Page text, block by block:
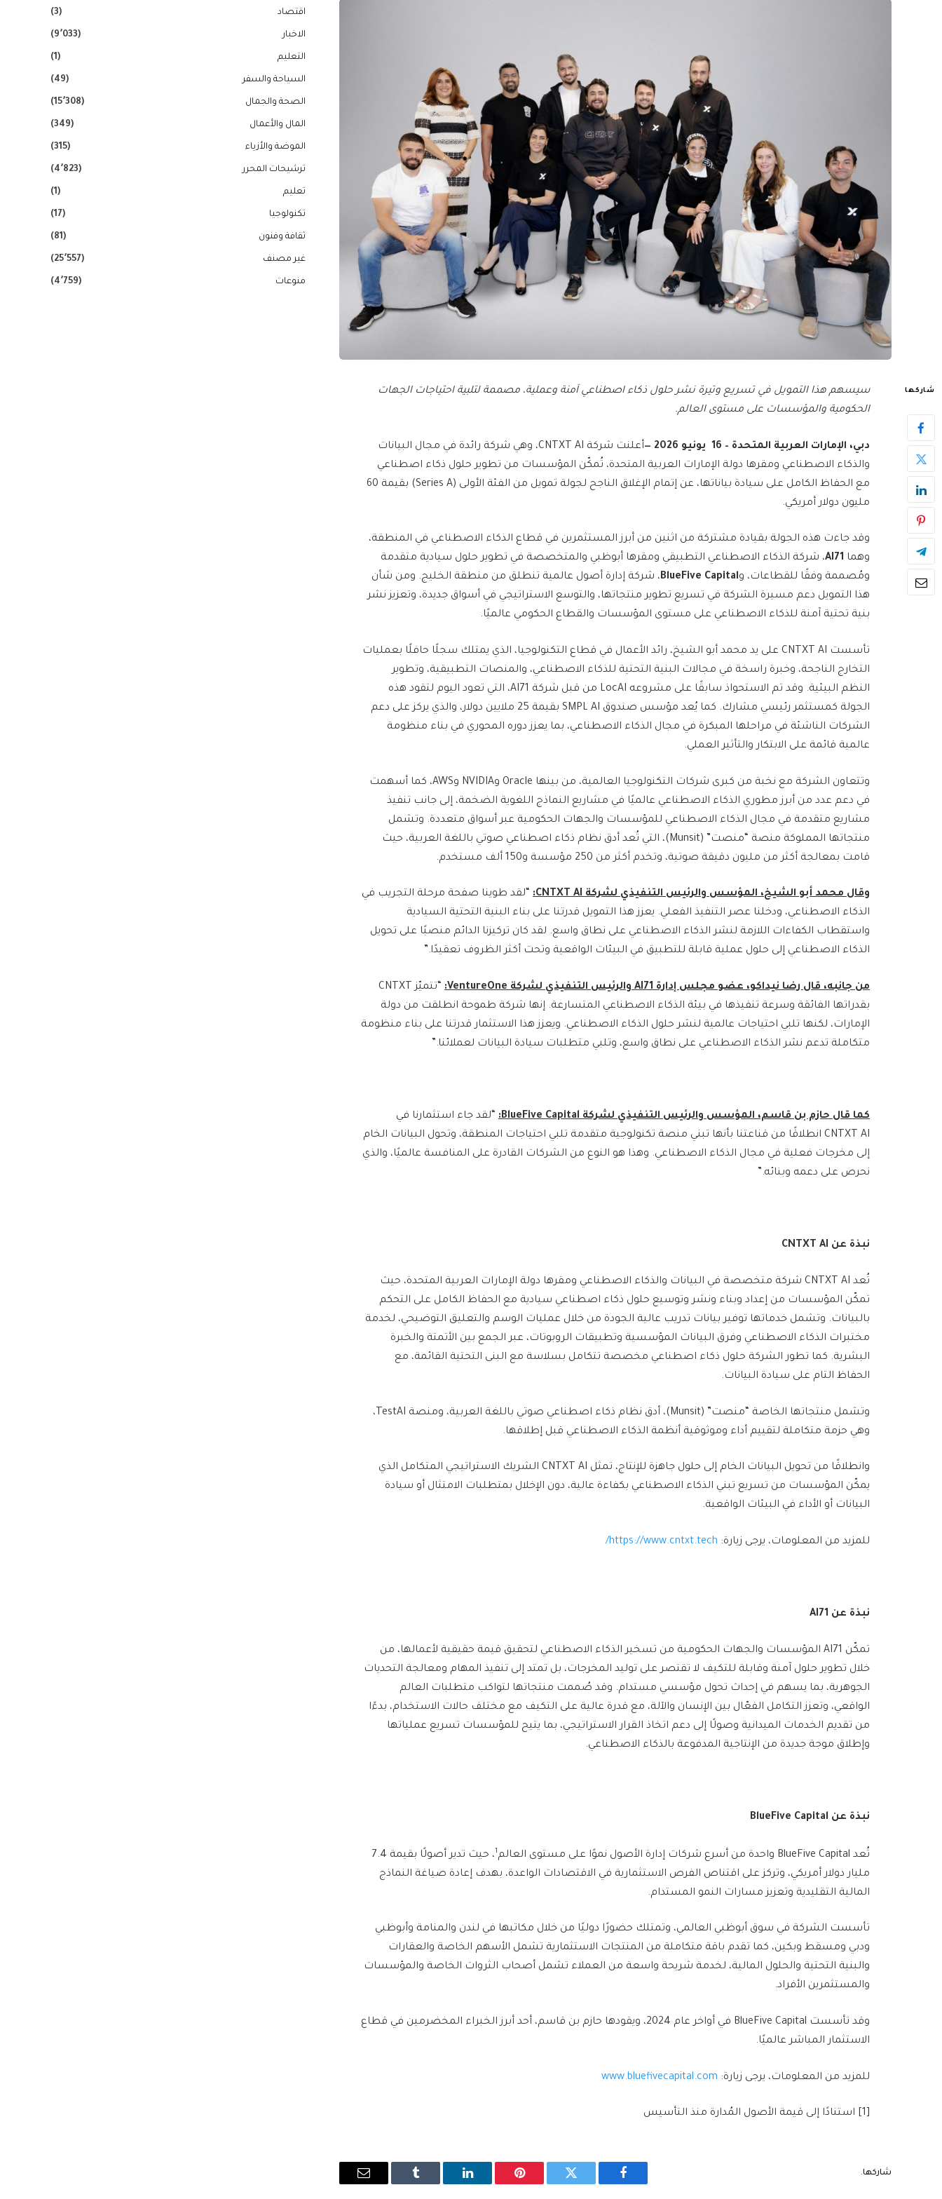
شاركها
سيسهم هذا التمويل في تسريع وتيرة نشر حلول ذكاء اصطناعي آمنة وعملية، مصممة لتلبية احتياجات الجهات
الحكومية والمؤسسات على مستوى العالم.
دبي، الإمارات العربية المتحدة – 16 يونيو
أعلنت شركة CNTXT AI، وهي شركة رائدة في مجال البيانات
والذكاء الاصطناعي ومقرها دولة الإمارات العربية المتحدة، تُمكّن المؤسسات من تطوير حلول ذكاء اصطناعي
مع الحفاظ الكامل على سيادة بياناتها، عن إتمام الإغلاق الناجح لجولة تمويل من الفئة الأولى (Series A) بقيمة 60
مليون دولار أمريكي.
وقد جاءت هذه الجولة بقيادة مشتركة من اثنين من أبرز المستثمرين في قطاع الذكاء الاصطناعي في المنطقة،
وهما
، شركة الذكاء الاصطناعي التطبيقي ومقرها أبوظبي والمتخصصة في تطوير حلول سيادية متقدمة
ومُصممة وفقًا للقطاعات، وBlueFive Capital، شركة إدارة أصول عالمية تنطلق من منطقة الخليج. ومن شأن
هذا التمويل دعم مسيرة الشركة في تسريع تطوير منتجاتها، والتوسع الاستراتيجي في أسواق جديدة، وتعزيز نشر
بنية تحتية آمنة للذكاء الاصطناعي على مستوى المؤسسات والقطاع الحكومي عالميًا.
تأسست CNTXT AI على يد محمد أبو الشيخ، رائد الأعمال في قطاع التكنولوجيا، الذي يمتلك سجلًا حافلًا بعمليات
التخارج الناجحة، وخبرة راسخة في مجالات البنية التحتية للذكاء الاصطناعي، والمنصات التطبيقية، وتطوير
النظم البيئية. وقد تم الاستحواذ سابقًا على مشروعه LocAI من قبل شركة AI71، التي تعود اليوم لتقود هذه
الجولة كمستثمر رئيسي مشارك. كما يُعد مؤسس صندوق SMPL AI بقيمة 25 ملايين دولار، والذي يركز على دعم
الشركات الناشئة في مراحلها المبكرة في مجال الذكاء الاصطناعي، بما يعزز دوره المحوري في بناء منظومة
عالمية قائمة على الابتكار والتأثير العملي.
وتتعاون الشركة مع نخبة من كبرى شركات التكنولوجيا العالمية، من بينها Oracle وNVIDIA وAWS، كما أسهمت
في دعم عدد من أبرز مطوري الذكاء الاصطناعي عالميًا في مشاريع النماذج اللغوية الضخمة، إلى جانب تنفيذ
مشاريع متقدمة في مجال الذكاء الاصطناعي للمؤسسات والجهات الحكومية عبر أسواق متعددة. وتشمل
منتجاتها المملوكة منصة “منصت” (Munsit)، التي تُعد أدق نظام ذكاء اصطناعي صوتي باللغة العربية، حيث
قامت بمعالجة أكثر من مليون دقيقة صوتية، وتخدم أكثر من 250 مؤسسة و150 ألف مستخدم.
وقال محمد أبو الشيخ، المؤسس والرئيس التنفيذي لشركةCNTXT AI:
“لقد طوينا صفحة مرحلة التجريب في
الذكاء الاصطناعي، ودخلنا عصر التنفيذ الفعلي. يعزز هذا التمويل قدرتنا على بناء البنية التحتية السيادية
واستقطاب الكفاءات اللازمة لنشر الذكاء الاصطناعي على نطاق واسع. لقد كان تركيزنا الدائم منصبًا على تحويل
الذكاء الاصطناعي إلى حلول عملية قابلة للتطبيق في البيئات الواقعية وتحت أكثر الظروف تعقيدًا.”
من جانبه، قال رضا نيداكو، عضو مجلس إدارة AI71 والرئيس التنفيذي لشركة VentureOne:
“تتميّز CNTXT
بقدراتها الفائقة وسرعة تنفيذها في بيئة الذكاء الاصطناعي المتسارعة. إنها شركة طموحة انطلقت من دولة
الإمارات، لكنها تلبي احتياجات عالمية لنشر حلول الذكاء الاصطناعي. ويعزز هذا الاستثمار قدرتنا على بناء منظومة
متكاملة تدعم نشر الذكاء الاصطناعي على نطاق واسع، وتلبي متطلبات سيادة البيانات لعملائنا.”
كما قال حازم بن قاسم، المؤسس والرئيس التنفيذي لشركةBlueFive Capital:
“لقد جاء استثمارنا في
CNTXT AI انطلاقًا من قناعتنا بأنها تبني منصة تكنولوجية متقدمة تلبي احتياجات المنطقة، وتحول البيانات الخام
إلى مخرجات فعلية في مجال الذكاء الاصطناعي. وهذا هو النوع من الشركات القادرة على المنافسة عالميًا، والذي
نحرص على دعمه وبنائه.”
نبذة عن CNTXT AI
تُعد CNTXT AI شركة متخصصة في البيانات والذكاء الاصطناعي ومقرها دولة الإمارات العربية المتحدة، حيث
تمكّن المؤسسات من إعداد وبناء ونشر وتوسيع حلول ذكاء اصطناعي سيادية مع الحفاظ الكامل على التحكم
بالبيانات. وتشمل خدماتها توفير بيانات تدريب عالية الجودة من خلال عمليات الوسم والتعليق التوضيحي، لخدمة
مختبرات الذكاء الاصطناعي وفرق البيانات المؤسسية وتطبيقات الروبوتات، عبر الجمع بين الأتمتة والخبرة
البشرية. كما تطور الشركة حلول ذكاء اصطناعي مخصصة تتكامل بسلاسة مع البنى التحتية القائمة، مع
الحفاظ التام على سيادة البيانات.
وتشمل منتجاتها الخاصة “منصت” (Munsit)، أدق نظام ذكاء اصطناعي صوتي باللغة العربية، ومنصة TestAI،
وهي حزمة متكاملة لتقييم أداء وموثوقية أنظمة الذكاء الاصطناعي قبل إطلاقها.
وانطلاقًا من تحويل البيانات الخام إلى حلول جاهزة للإنتاج، تمثل CNTXT AI الشريك الاستراتيجي المتكامل الذي
يمكّن المؤسسات من تسريع تبني الذكاء الاصطناعي بكفاءة عالية، دون الإخلال بمتطلبات الامتثال أو سيادة
البيانات أو الأداء في البيئات الواقعية.
للمزيد من المعلومات، يرجى زيارة: https://www.cntxt.tech/
نبذة عن AI71
تمكّن AI71 المؤسسات والجهات الحكومية من تسخير الذكاء الاصطناعي لتحقيق قيمة حقيقية لأعمالها، من
خلال تطوير حلول آمنة وقابلة للتكيف لا تقتصر على توليد المخرجات، بل تمتد إلى تنفيذ المهام ومعالجة التحديات
الجوهرية، بما يسهم في إحداث تحول مؤسسي مستدام. وقد صُممت منتجاتها لتواكب متطلبات العالم
الواقعي، وتعزز التكامل الفعّال بين الإنسان والآلة، مع قدرة عالية على التكيف مع مختلف حالات الاستخدام، بدءًا
من تقديم الخدمات الميدانية وصولًا إلى دعم اتخاذ القرار الاستراتيجي، بما يتيح للمؤسسات تسريع عملياتها
وإطلاق موجة جديدة من الإنتاجية المدفوعة بالذكاء الاصطناعي.
نبذة عن BlueFive Capital
تُعد BlueFive Capital واحدة من أسرع شركات إدارة الأصول نموًا على مستوى العالم 1
، حيث تدير أصولًا بقيمة 7.4
مليار دولار أمريكي، وتركز على اقتناص الفرص الاستثمارية في الاقتصادات الواعدة، بهدف إعادة صياغة النماذج
المالية التقليدية وتعزيز مسارات النمو المستدام.
تأسست الشركة في سوق أبوظبي العالمي، وتمتلك حضورًا دوليًا من خلال مكاتبها في لندن والمنامة وأبوظبي
ودبي ومسقط وبكين، كما تقدم باقة متكاملة من المنتجات الاستثمارية تشمل الأسهم الخاصة والعقارات
والبنية التحتية والحلول المالية، لخدمة شريحة واسعة من العملاء تشمل أصحاب الثروات الخاصة والمؤسسات
والمستثمرين الأفراد.
وقد تأسست BlueFive Capital في أواخر عام 2024، ويقودها حازم بن قاسم، أحد أبرز الخبراء المخضرمين في قطاع
الاستثمار المباشر عالميًا.
للمزيد من المعلومات، يرجى زيارة: www.bluefivecapital.com
[1] استنادًا إلى قيمة الأصول المُدارة منذ التأسيس
شاركها.
فيسبوك تويتر بينتيريستلينكدإن Tumblr البريد
اقتصاد (3)
الاخبار (9٬033)
التعليم (1)
السياحة والسفر (49)
الصحة والجمال (15٬308)
المال والأعمال (349)
الموضة والأزياء (315)
ترشيحات المحرر (4٬823)
تعليم (1)
تكنولوجيا (17)
ثقافة وفنون (81)
غير مصنف (25٬557)
منوعات (4٬759)